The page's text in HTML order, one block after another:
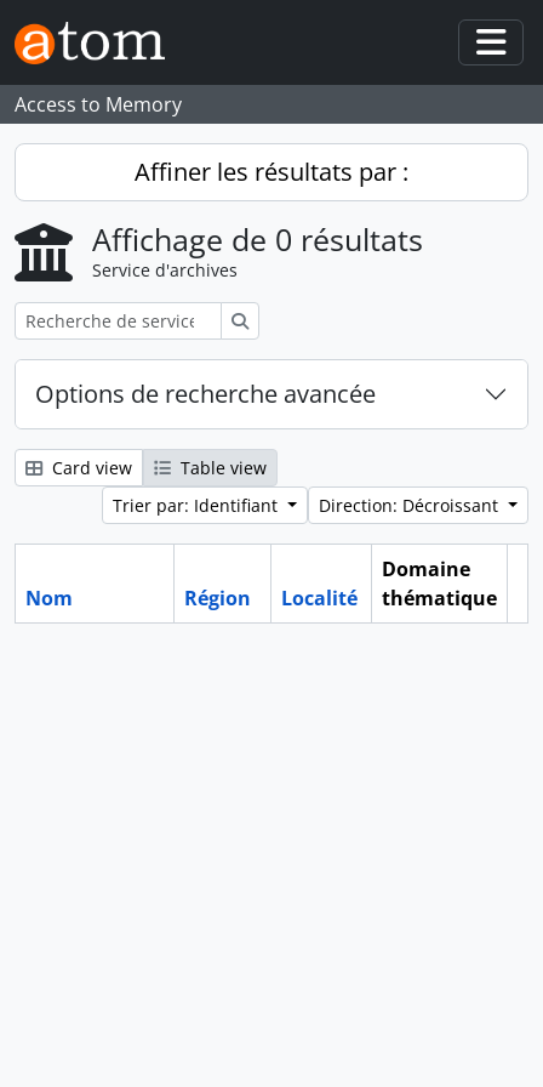
Skip to main content
Access to Memory
Affiner les résultats par :
Affichage de 0 résultats
Service d'archives
Options de recherche avancée
Card view
Table view
Trier par: Identifiant
Direction: Décroissant
Nom Région Localité
Domaine
thématique